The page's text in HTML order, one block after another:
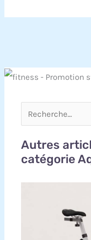
Autres
catégorie